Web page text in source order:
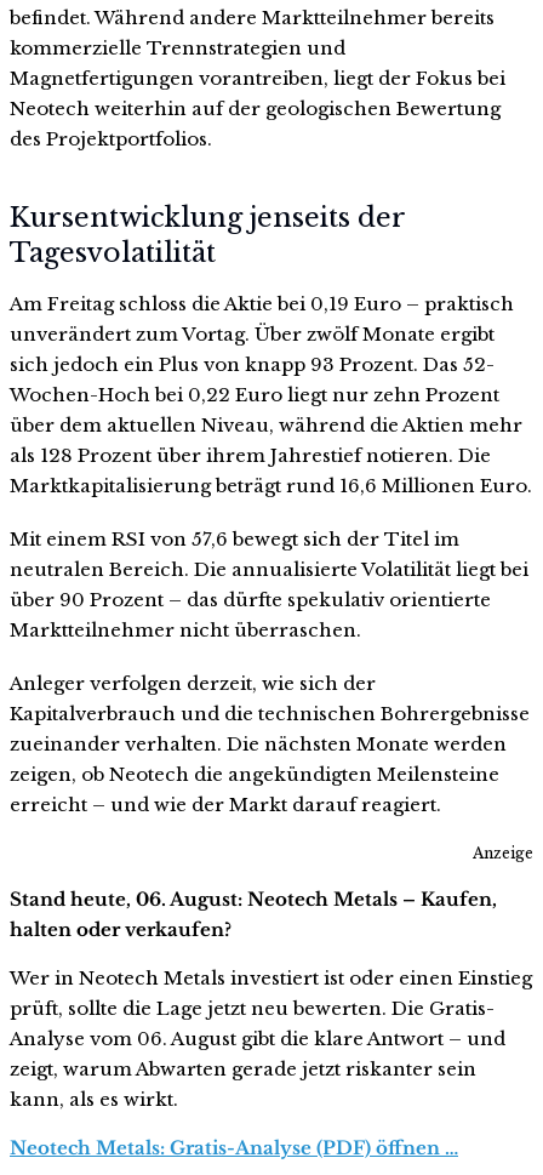
befindet. Während andere Marktteilnehmer bereits
kommerzielle Trennstrategien und
Magnetfertigungen vorantreiben, liegt der Fokus bei
Neotech weiterhin auf der geologischen Bewertung
des Projektportfolios.
Kursentwicklung jenseits der
Tagesvolatilität
Am Freitag schloss die Aktie bei 0,19 Euro – praktisch
unverändert zum Vortag. Über zwölf Monate ergibt
sich jedoch ein Plus von knapp 93 Prozent. Das 52-
Wochen-Hoch bei 0,22 Euro liegt nur zehn Prozent
über dem aktuellen Niveau, während die Aktien mehr
als 128 Prozent über ihrem Jahrestief notieren. Die
Marktkapitalisierung beträgt rund 16,6 Millionen Euro.
Mit einem RSI von 57,6 bewegt sich der Titel im
neutralen Bereich. Die annualisierte Volatilität liegt bei
über 90 Prozent – das dürfte spekulativ orientierte
Marktteilnehmer nicht überraschen.
Anleger verfolgen derzeit, wie sich der
Kapitalverbrauch und die technischen Bohrergebnisse
zueinander verhalten. Die nächsten Monate werden
zeigen, ob Neotech die angekündigten Meilensteine
erreicht – und wie der Markt darauf reagiert.
Anzeige
Stand heute, 06. August: Neotech Metals – Kaufen,
halten oder verkaufen?
Wer in Neotech Metals investiert ist oder einen Einstieg
prüft, sollte die Lage jetzt neu bewerten. Die Gratis-
Analyse vom 06. August gibt die klare Antwort – und
zeigt, warum Abwarten gerade jetzt riskanter sein
kann, als es wirkt.
Neotech Metals: Gratis-Analyse (PDF) öffnen …